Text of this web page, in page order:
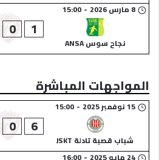
8 مارس 2026 -
15:00
نجاح سوس ANSA
1
0
المواجهات المباشرة
15 نوفمبر 2025 -
15:00
شباب قصبة تادلة JSKT
6
0